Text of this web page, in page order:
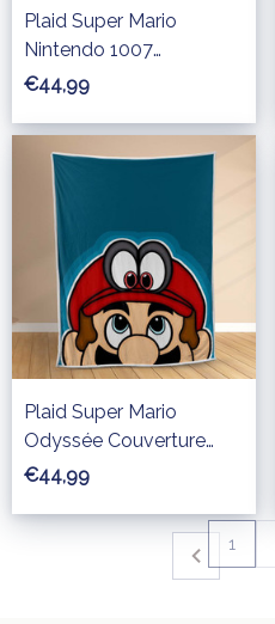
Plaid Super Mario
Nintendo 1007
Couverture Polaire Plaid
€44,99
Plaid Super Mario
Odyssée Couverture
Polaire Plaid Canapé
€44,99
1